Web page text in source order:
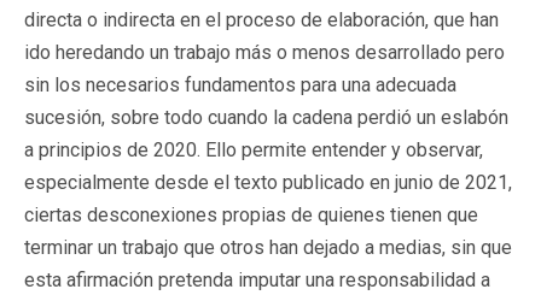
directa o indirecta en el proceso de elaboración, que han
ido heredando un trabajo más o menos desarrollado pero
sin los necesarios fundamentos para una adecuada
sucesión, sobre todo cuando la cadena perdió un eslabón
a principios de 2020. Ello permite entender y observar,
especialmente desde el texto publicado en junio de 2021,
ciertas desconexiones propias de quienes tienen que
terminar un trabajo que otros han dejado a medias, sin que
esta afirmación pretenda imputar una responsabilidad a